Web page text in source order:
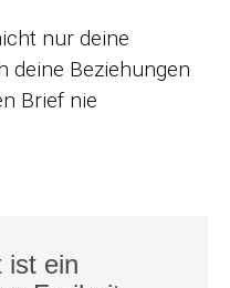
nur deine
deine Beziehungen
Brief nie
ist ein